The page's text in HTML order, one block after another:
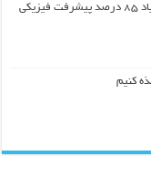
طراحی شهری محدوده قلعه وکیل‌آباد ۸۵ درصد پیشرفت فیزیکی
کنیم